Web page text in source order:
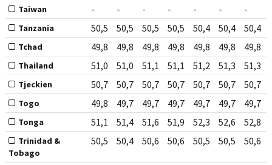
Taiwan - - - - - - -
Tanzania 50,5 50,5 50,5 50,5 50,4 50,4 50,4
Tchad 49,8 49,8 49,8 49,8 49,8 49,8 49,8
Thailand 51,0 51,0 51,1 51,1 51,2 51,3 51,3
Tjeckien 50,7 50,7 50,7 50,7 50,7 50,7 50,7
Togo 49,8 49,7 49,7 49,7 49,7 49,7 49,7
Tonga 51,1 51,4 51,6 51,9 52,3 52,6 52,8
Trinidad &
Tobago
50,5 50,4 50,6 50,6 50,5 50,5 50,6